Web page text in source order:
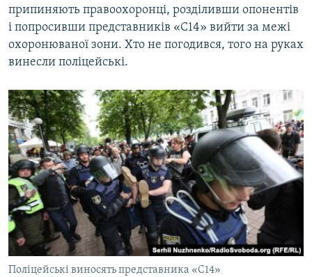
припиняють правоохоронці, розділивши опонентів
і попросивши представників «С14» вийти за межі
охоронюваної зони. Хто не погодився, того на руках
винесли поліцейські.
Поліцейські виносять представника «С14»